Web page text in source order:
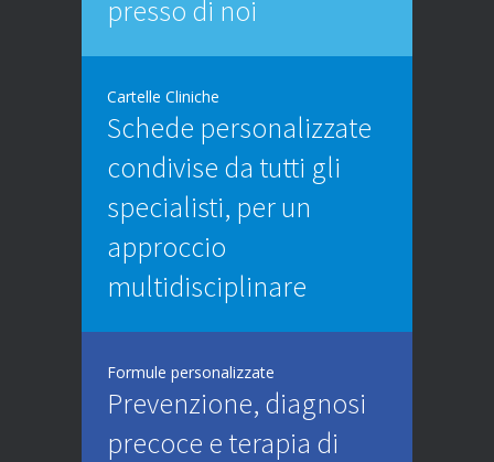
presso di noi
Cartelle Cliniche
Schede personalizzate
condivise da tutti gli
specialisti, per un
approccio
multidisciplinare
Formule personalizzate
Prevenzione, diagnosi
precoce e terapia di